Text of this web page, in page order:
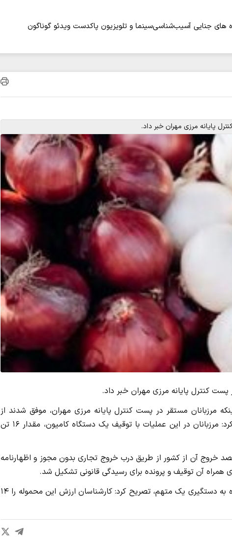
های جنایی آسیب‌شناسیسینما و تلویزیون پاکدست ویدئو گوناگون
مرزبانان مستقر در پست کنترل پایانه مرزی مهران، موفق شدند از
خروج محموله بزرگ پیاز قاچاق از کشور جلوگیری کنند، اظهار کرد: مرزبانان در این عملیات با توقیف یک دستگاه کامیون، مقدار ۱۶ تن
خروج آن از کشور از طریق درب خروج تجاری بدون مجوز و اظهارنامه
آن توقیف و پرونده برای رسیدگی قانونی تشکیل شد.
براساس گزارش سایت پلیس، فرمانده هنگ مرزی مهران با اشاره به دستگیری یک متهم، تصریح کرد: کارشناسان ارزش این محموله را ۱۴